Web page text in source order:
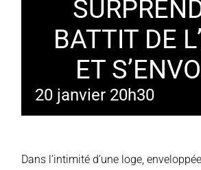
BATTIT DE
ET
20 janvier 20h30
Dans l’intimité d’une loge,